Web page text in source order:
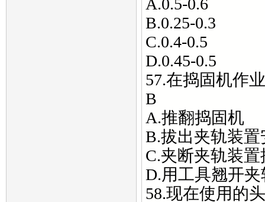
A.0.5-0.6
B.0.25-0.3
C.0.4-0.5
D.0.45-0.5
57.在捣固机作
B
A.推翻捣固机
B.拔出夹轨装
C.夹断夹轨装置
D.用工具翘开
58.现在使用的